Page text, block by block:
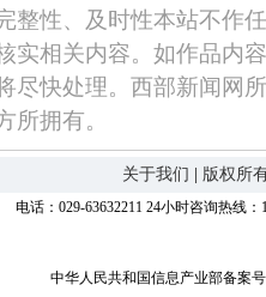
整性、及时性本站不作
实相关内容。如作品内
尽快处理。西部新闻网
所拥有。
关于我们 版权所
电话：029-63632211 24小时咨询热线
中华人民共和国信息产业部备案